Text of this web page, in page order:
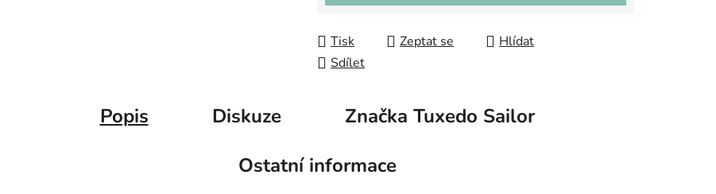
Tisk Zeptat se
Hlídat
Sdílet
Popis Diskuze Značka Tuxedo Sailor
Ostatní informace